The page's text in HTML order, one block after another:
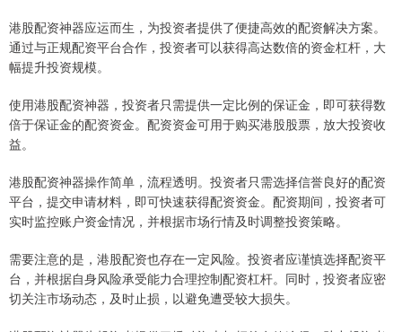
港股配资神器应运而生，为投资者提供了便捷高效的配资解决方案。
通过与正规配资平台合作，投资者可以获得高达数倍的资金杠杆，大
幅提升投资规模。
使用港股配资神器，投资者只需提供一定比例的保证金，即可获得数
倍于保证金的配资资金。配资资金可用于购买港股股票，放大投资收
益。
港股配资神器操作简单，流程透明。投资者只需选择信誉良好的配资
平台，提交申请材料，即可快速获得配资资金。配资期间，投资者可
实时监控账户资金情况，并根据市场行情及时调整投资策略。
需要注意的是，港股配资也存在一定风险。投资者应谨慎选择配资平
台，并根据自身风险承受能力合理控制配资杠杆。同时，投资者应密
切关注市场动态，及时止损，以避免遭受较大损失。